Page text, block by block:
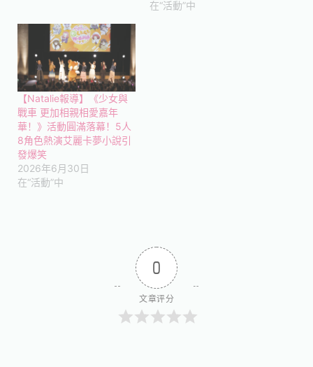
在“活動”中
【Natalie報導】《少女與
戰車 更加相親相愛嘉年
華！》活動圓滿落幕！5人
8角色熱演艾麗卡夢小說引
發爆笑
2026年6月30日
在“活動”中
0
文章评分